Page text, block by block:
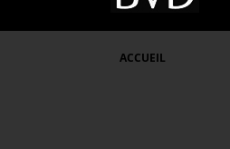
ACCUEIL